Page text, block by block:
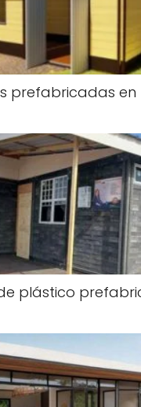
prefabricadas en
plástico